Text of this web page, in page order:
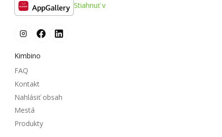
Stiahnuť v
Kimbino
FAQ
Kontakt
Nahlásiť obsah
Mestá
Produkty